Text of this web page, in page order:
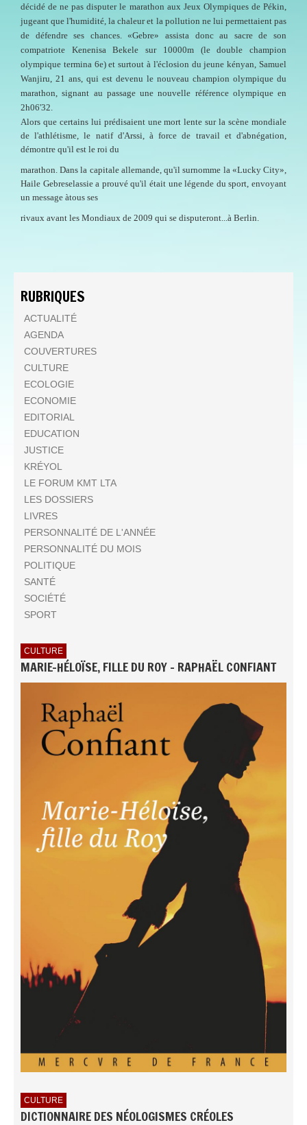
décidé de ne pas disputer le marathon aux Jeux Olympiques de Pékin,
jugeant que l'humidité, la chaleur et la pollution ne lui permettaient pas
de défendre ses chances. «Gebre» assista donc au sacre de son
compatriote Kenenisa Bekele sur 10000m (le double champion
olympique termina 6e) et surtout à l'éclosion du jeune kényan, Samuel
Wanjiru, 21 ans, qui est devenu le nouveau champion olympique du
marathon, signant au passage une nouvelle référence olympique en
2h06'32.
Alors que certains lui prédisaient une mort lente sur la scène mondiale
de l'athlétisme, le natif d'Arssi, à force de travail et d'abnégation,
démontre qu'il est le roi du
marathon. Dans la capitale allemande, qu'il surnomme la «Lucky City»,
Haile Gebreselassie a prouvé qu'il était une légende du sport, envoyant
un message àtous ses
rivaux avant les Mondiaux de 2009 qui se disputeront...à Berlin.
RUBRIQUES
ACTUALITÉ
AGENDA
COUVERTURES
CULTURE
ECOLOGIE
ECONOMIE
EDITORIAL
EDUCATION
JUSTICE
KRÉYOL
LE FORUM KMT LTA
LES DOSSIERS
LIVRES
PERSONNALITÉ DE L'ANNÉE
PERSONNALITÉ DU MOIS
POLITIQUE
SANTÉ
SOCIÉTÉ
SPORT
CULTURE
MARIE-HÉLOÏSE, FILLE DU ROY - RAPHAËL CONFIANT
CULTURE
DICTIONNAIRE DES NÉOLOGISMES CRÉOLES